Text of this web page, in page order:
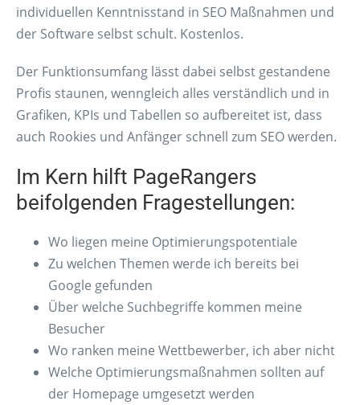
individuellen Kenntnisstand in SEO Maßnahmen und
der Software selbst schult. Kostenlos.
Der Funktionsumfang lässt dabei selbst gestandene
Profis staunen, wenngleich alles verständlich und in
Grafiken, KPIs und Tabellen so aufbereitet ist, dass
auch Rookies und Anfänger schnell zum SEO werden.
Im Kern hilft PageRangers
beifolgenden Fragestellungen:
Wo liegen meine Optimierungspotentiale
Zu welchen Themen werde ich bereits bei
Google gefunden
Über welche Suchbegriffe kommen meine
Besucher
Wo ranken meine Wettbewerber, ich aber nicht
Welche Optimierungsmaßnahmen sollten auf
der Homepage umgesetzt werden